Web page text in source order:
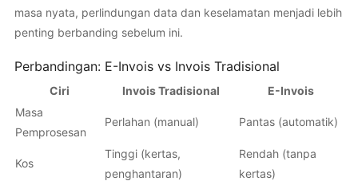
masa nyata, perlindungan data dan keselamatan menjadi lebih
penting berbanding sebelum ini.
Perbandingan: E-Invois vs Invois Tradisional
Ciri Invois Tradisional
E-Invois
Masa
Pemprosesan
Perlahan (manual) Pantas (automatik)
Kos
Tinggi (kertas,
penghantaran)
Rendah (tanpa
kertas)